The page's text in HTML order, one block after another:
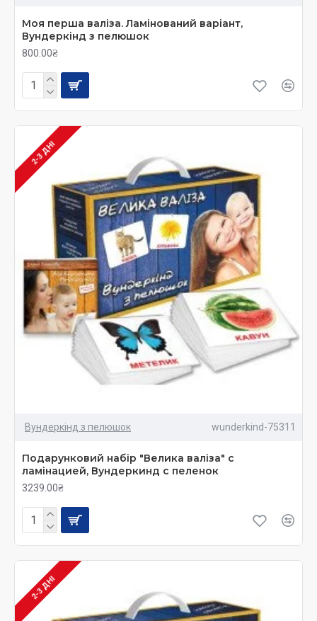
Моя перша валіза. Ламінований варіант,
Вундеркінд з пелюшок
800.00₴
2-3 ДНІ
Вундеркінд з пелюшок wunderkind-75311
Подарунковий набiр "Велика валiза" с
ламiнацией, Вундеркинд с пеленок
3239.00₴
2-3 ДНІ